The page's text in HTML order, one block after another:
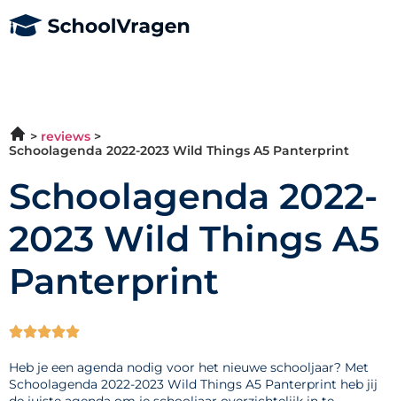
reviews
Schoolagenda 2022-2023 Wild Things A5 Panterprint
Schoolagenda 2022-
2023 Wild Things A5
Panterprint

Heb je een agenda nodig voor het nieuwe schooljaar? Met
Schoolagenda 2022-2023 Wild Things A5 Panterprint heb jij